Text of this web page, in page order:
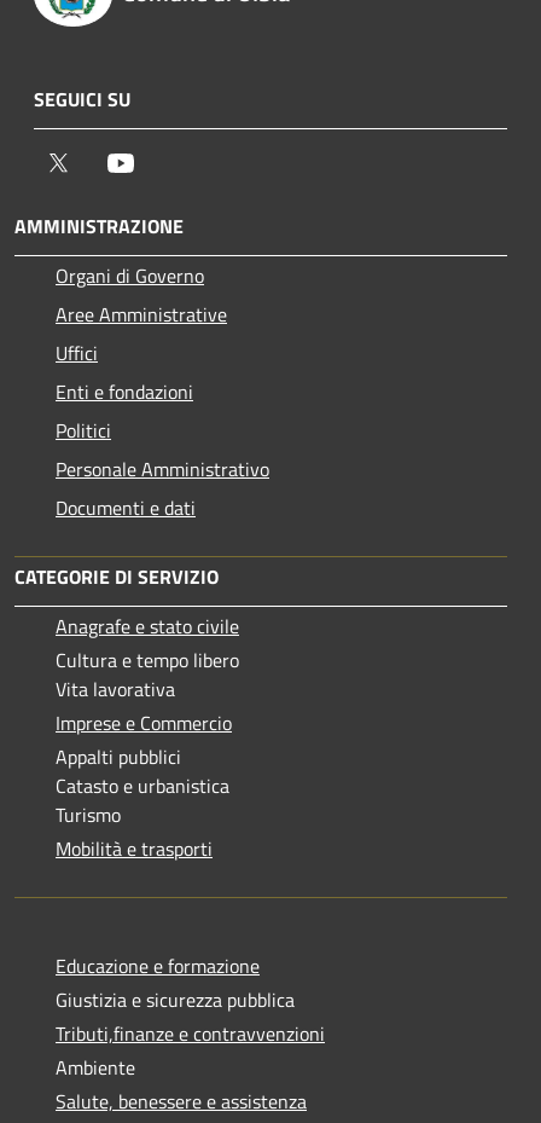
SEGUICI SU
Twitter
AMMINISTRAZIONE
Organi di Governo
Aree Amministrative
Uffici
Enti e fondazioni
Politici
Personale Amministrativo
Documenti e dati
CATEGORIE DI SERVIZIO
Anagrafe e stato civile
Cultura e tempo libero
Vita lavorativa
Imprese e Commercio
Appalti pubblici
Catasto e urbanistica
Turismo
Mobilità e trasporti
Educazione e formazione
Giustizia e sicurezza pubblica
Tributi,finanze e contravvenzioni
Ambiente
Salute, benessere e assistenza